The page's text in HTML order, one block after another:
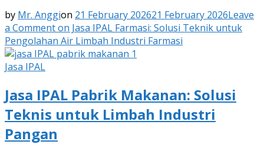
by Mr. Anggion 21 February 202621 February 2026Leave
a Commenton Jasa IPAL Farmasi: Solusi Teknik untuk
Pengolahan Air Limbah Industri Farmasi
Jasa IPAL
Jasa IPAL Pabrik Makanan: Solusi
Teknis untuk Limbah Industri
Pangan